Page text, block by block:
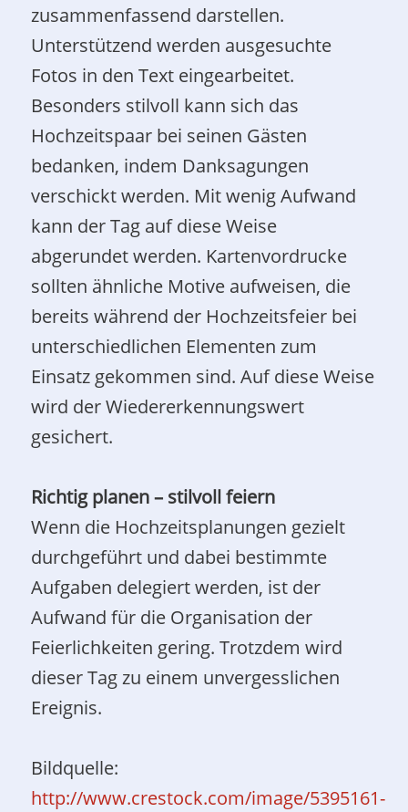
zusammenfassend darstellen.
Unterstützend werden ausgesuchte
Fotos in den Text eingearbeitet.
Besonders stilvoll kann sich das
Hochzeitspaar bei seinen Gästen
bedanken, indem Danksagungen
verschickt werden. Mit wenig Aufwand
kann der Tag auf diese Weise
abgerundet werden. Kartenvordrucke
sollten ähnliche Motive aufweisen, die
bereits während der Hochzeitsfeier bei
unterschiedlichen Elementen zum
Einsatz gekommen sind. Auf diese Weise
wird der Wiedererkennungswert
gesichert.
Richtig planen – stilvoll feiern
Wenn die Hochzeitsplanungen gezielt
durchgeführt und dabei bestimmte
Aufgaben delegiert werden, ist der
Aufwand für die Organisation der
Feierlichkeiten gering. Trotzdem wird
dieser Tag zu einem unvergesslichen
Ereignis.
Bildquelle:
http://www.crestock.com/image/5395161-